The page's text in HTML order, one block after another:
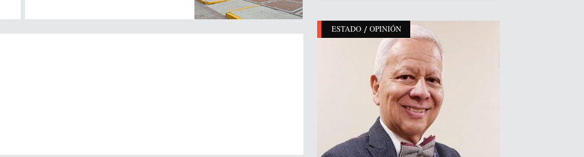
ESTADO / OPINIÓN